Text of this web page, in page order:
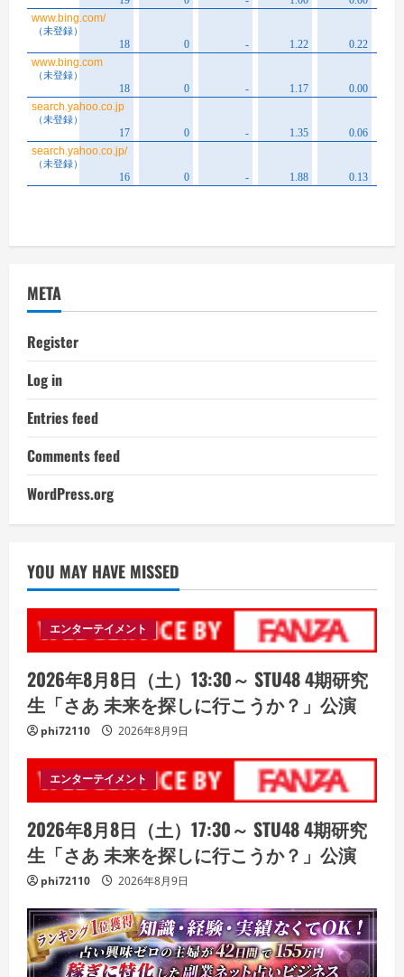
META
Register
Log in
Entries feed
Comments feed
WordPress.org
YOU MAY HAVE MISSED
エンターテイメント
2026年8月8日（土）13:30～ STU48 4期研究
生「さあ 未来を探しに行こうか？」公演
phi72110 2026年8月9日
エンターテイメント
2026年8月8日（土）17:30～ STU48 4期研究
生「さあ 未来を探しに行こうか？」公演
phi72110 2026年8月9日